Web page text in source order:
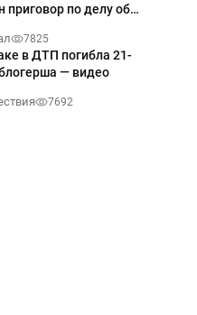
приговор по делу об
7825
в ДТП погибла 21-
— видео
7692